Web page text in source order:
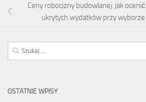
Ceny robocizny budowlanej: jak
ukrytych wydatków przy
Szukaj:
OSTATNIE WPISY